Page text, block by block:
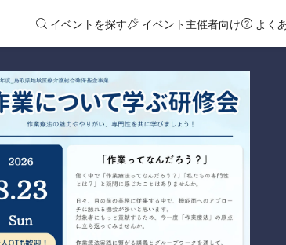
イベントを探す イベント主催者向け よく